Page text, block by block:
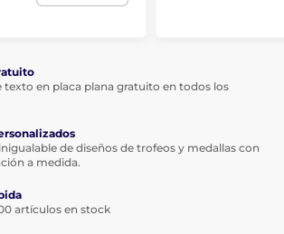
texto en placa plana gratuito en todos los
de diseños de trofeos y medallas con
a medida.
artículos en stock